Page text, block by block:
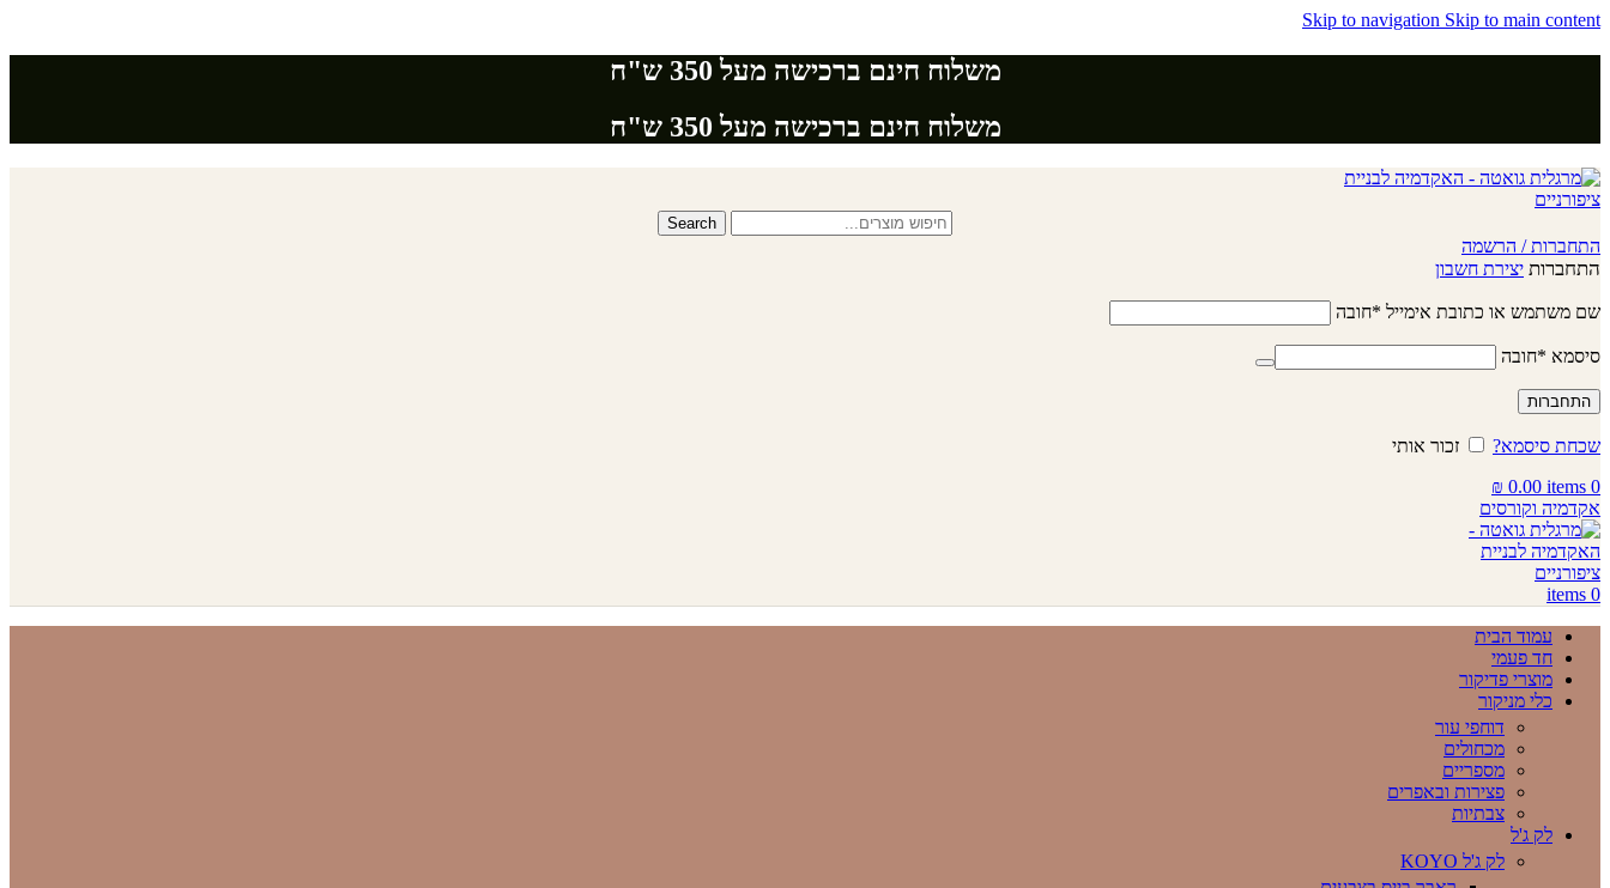
Skip to navigation Skip to main content
משלוח חינם ברכישה מעל 350 ש"ח
משלוח חינם ברכישה מעל 350 ש"ח
Search
התחברות / הרשמה
התחברות יצירת חשבון
שם משתמש או כתובת אימייל *חובה
סיסמא *חובה
התחברות
שכחת סיסמא?
זכור אותי
0
items
0.00
₪
אקדמיה וקורסים
0
items
עמוד הבית
חד פעמי
מוצרי פדיקור
כלי מניקור
דוחפי עור
מכחולים
מספריים
פצירות ובאפרים
צבתיות
לק ג'ל
לק ג'ל KOYO